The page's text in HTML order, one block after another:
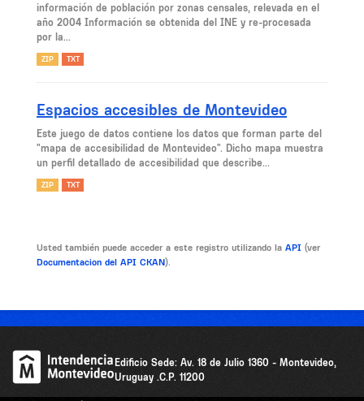
información de población por zonas censales, relevada en el
año 2004 Información se obtenida del INE y re-procesada
por la...
ZIP TXT
Espacios accesibles de Montevideo
Este juego de datos contiene los datos que forman parte del
"mapa de accesibilidad de Montevideo". Dicho mapa muestra
un perfil detallado de accesibilidad que describe...
ZIP TXT
Usted también puede acceder a este registro utilizando la API (ver
Documentacion del API CKAN).
Edificio Sede: Av. 18 de Julio 1360 - Montevideo,
Uruguay .C.P. 11200